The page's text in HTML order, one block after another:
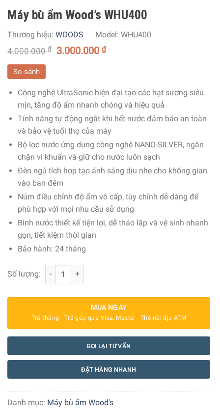
Máy bù ẩm Wood’s WHU400
Thương hiệu: WOODS Model: WHU400
4.000.000₫ 3.000.000₫
So sánh
Công nghệ UltraSonic hiện đại tạo các hạt sương siêu
mịn, tăng độ ẩm nhanh chóng và hiệu quả
Tính năng tự động ngắt khi hết nước đảm bảo an toàn
và bảo vệ tuổi thọ của máy
Bộ lọc nước ứng dụng công nghệ NANO-SILVER, ngăn
chặn vi khuẩn và giữ cho nước luôn sạch
Đèn ngủ tích hợp tạo ánh sáng dịu nhẹ cho không gian
vào ban đêm
Núm điều chỉnh độ ẩm vô cấp, tùy chỉnh dễ dàng để
phù hợp với mọi nhu cầu sử dụng
Bình nước thiết kế tiện lợi, dễ tháo lắp và vệ sinh nhanh
gọn, tiết kiệm thời gian
Bảo hành: 24 tháng
Số lượng: Máy bù ẩm Wood’s WHU400 số lượng
MUA NGAY
Trả thẳng - Trả góp qua Visa, Master - Thẻ nội địa ATM
GỌI LẠI TƯ VẤN
ĐẶT HÀNG NHANH
Danh mục: Máy bù ẩm Wood's